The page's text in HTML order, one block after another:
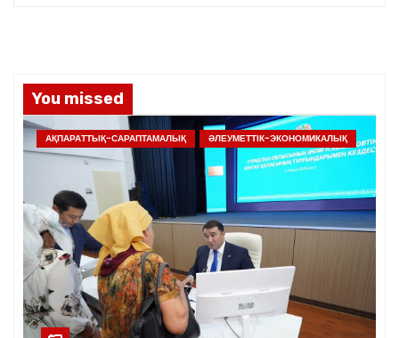
You missed
АҚПАРАТТЫҚ-САРАПТАМАЛЫҚ ӘЛЕУМЕТТІК-ЭКОНОМИКАЛЫҚ